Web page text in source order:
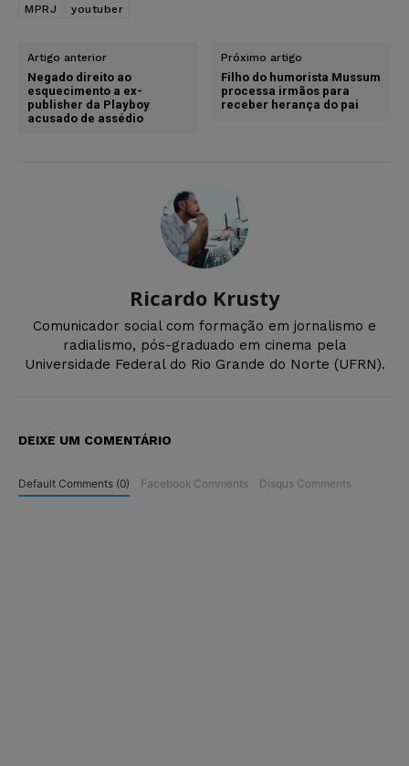
MPRJ
youtuber
Artigo anterior
Negado direito ao
esquecimento a ex-
publisher da Playboy
acusado de assédio
Próximo artigo
Filho do humorista Mussum
processa irmãos para
receber herança do pai
Ricardo Krusty
Comunicador social com formação em jornalismo e
radialismo, pós-graduado em cinema pela
Universidade Federal do Rio Grande do Norte (UFRN).
DEIXE UM COMENTÁRIO
Default Comments (0) Facebook Comments Disqus Comments